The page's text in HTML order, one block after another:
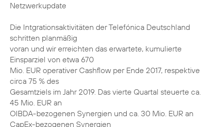
Netzwerkupdate
Die Intgrationsaktivitäten der Telefónica Deutschland
schritten planmäßig
voran und wir erreichten das erwartete, kumulierte
Einsparziel von etwa 670
Mio. EUR operativer Cashflow per Ende 2017, respektive
circa 75 % des
Gesamtziels im Jahr 2019. Das vierte Quartal steuerte ca.
45 Mio. EUR an
OIBDA-bezogenen Synergien und ca. 30 Mio. EUR an
CapEx-bezogenen Synergien